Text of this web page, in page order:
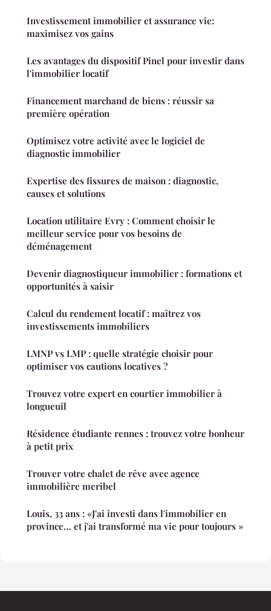
Investissement immobilier et assurance vie:
maximisez vos gains
Les avantages du dispositif Pinel pour investir dans
l'immobilier locatif
Financement marchand de biens : réussir sa
première opération
Optimisez votre activité avec le logiciel de
diagnostic immobilier
Expertise des fissures de maison : diagnostic,
causes et solutions
Location utilitaire Evry : Comment choisir le
meilleur service pour vos besoins de
déménagement
Devenir diagnostiqueur immobilier : formations et
opportunités à saisir
Calcul du rendement locatif : maîtrez vos
investissements immobiliers
LMNP vs LMP : quelle stratégie choisir pour
optimiser vos cautions locatives ?
Trouvez votre expert en courtier immobilier à
longueuil
Résidence étudiante rennes : trouvez votre bonheur
à petit prix
Trouver votre chalet de rêve avec agence
immobilière meribel
Louis, 33 ans : «J'ai investi dans l'immobilier en
province… et j'ai transformé ma vie pour toujours »